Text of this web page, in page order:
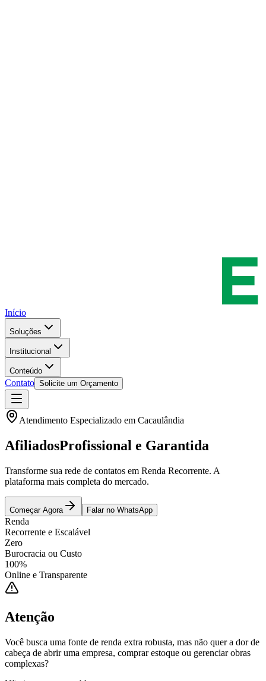
Início
Soluções
Institucional
Conteúdo
Contato Solicite um Orçamento
Atendimento Especializado em Cacaulândia
AfiliadosProfissional e Garantida
Transforme sua rede de contatos em Renda Recorrente. A
plataforma mais completa do mercado.
Começar Agora Falar no WhatsApp
Renda
Recorrente e Escalável
Zero
Burocracia ou Custo
100%
Online e Transparente
Atenção
Você busca uma fonte de renda extra robusta, mas não quer a dor de
cabeça de abrir uma empresa, comprar estoque ou gerenciar obras
complexas?